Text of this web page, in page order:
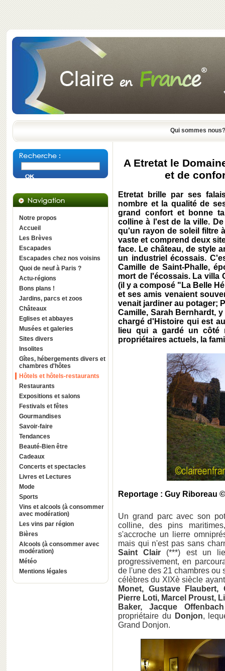
Qui sommes nous?
Notre propos
Accueil
Les Brèves
Escapades
Escapades chez nos voisins
Quoi de neuf à Paris ?
Actu-régions
Bons plans !
Jardins, parcs et zoos
Châteaux
Eglises et abbayes
Musées et galeries
Sites divers
Insolites
Gîtes, hébergements divers et
chambres d'hôtes
Hôtels et hôtels-restaurants
Restaurants
Expositions et salons
Festivals et fêtes
Gourmandises
Savoir-faire
Tendances
Beauté-Bien être
Cadeaux
Concerts et spectacles
Livres et Lectures
Mode
Sports
Vins et alcools (à consommer
avec modération)
Les vins par région
Bières
Alcools (à consommer avec
modération)
Météo
Mentions légales
A Etretat le
et de
Etretat brille par ses
nombre et la qualité de
grand confort et bonne
colline à l'est de la ville.
qu'un rayon de soleil filtre
vaste et comprend deux
face. Le château, de style
un industriel écossais.
Camille de Saint-Phalle,
mort de l'écossais. La villa
(il y a composé "La Belle
et ses amis venaient
venait jardiner au potager;
Camille, Sarah Bernhardt,
chargé d'Histoire qui est
lieu qui a gardé un côté
propriétaires actuels, la
Reportage : Guy Riboreau ©
Un grand parc avec son
colline, des pins
s'accroche un lierre
mais qui n'est pas sans
Saint Clair (***) est un
progressivement, en
de l'une des 21 chambres ou
célèbres du XIXè siècle
Monet, Gustave
Pierre Loti, Marcel Proust,
Baker, Jacque Offenbach
propriétaire du
Donjon,
Grand Donjon.